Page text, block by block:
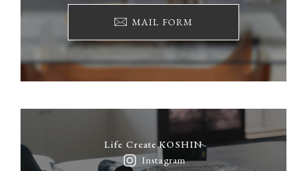
MAIL FORM
Life Create KOSHIN
Instagram